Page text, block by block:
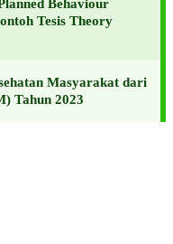
Behaviour
Tesis Theory
Masyarakat dari
Tahun 2023